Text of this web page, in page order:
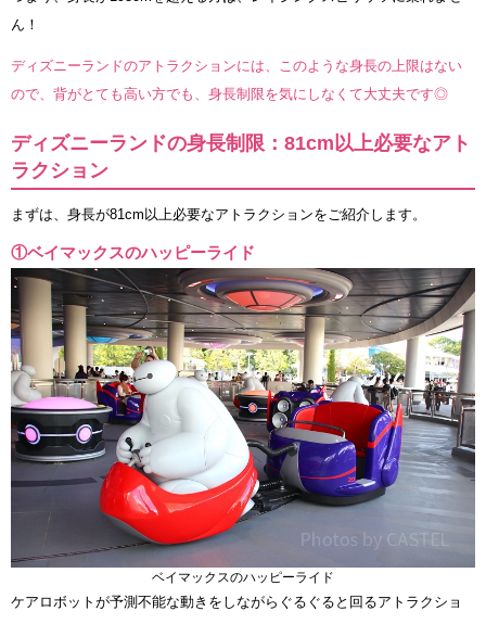
ん！
ディズニーランドのアトラクションには、このような身長の上限はない
ので、背がとても高い方でも、身長制限を気にしなくて大丈夫です◎
ディズニーランドの身長制限：81cm以上必要なアト
ラクション
まずは、身長が81cm以上必要なアトラクションをご紹介します。
①ベイマックスのハッピーライド
ベイマックスのハッピーライド
ケアロボットが予測不能な動きをしながらぐるぐると回るアトラクショ